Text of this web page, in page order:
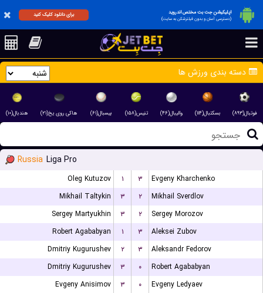
اپلیکیشن جت بت مختص اندروید
(دسترسی آسان و بدون فیلترشکن به سایت)
برای دانلود کلیک کنید
دسته بندی ورزش ها
فوتبال(۸۹۳) بسکتبال(۱۱۴) والیبال(۴۶) تنیس(۱۵۸) بیسبال(۶۱) هاکی روی یخ(۲۱) هندبال(۱۰)
Russia Liga Pro
Oleg Kutuzov ۱ ۳
Evgeny Kharchenko
Mikhail Taltykin
۳ ۲
Mikhail Sverdlov
Sergey Martyukhin
۳ ۲
Sergey Morozov
Robert Agababyan
۱ ۳
Aleksei Zubov
Dmitriy Kugurushev
۲ ۳
Aleksandr Fedorov
Dmitriy Kugurushev
۳ ۰
Robert Agababyan
Evgeny Anisimov
۳ ۰
Evgeny Ledyaev